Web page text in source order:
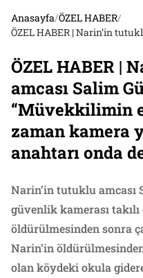
Anasayfa/ÖZEL HABER/
ÖZEL HABER |
amcası Salim
“Müvekkilimin
zaman kamera
anahtarı onda
Narin’in tutuklu amcası
güvenlik kamerası
öldürülmesinden sonra
Narin’in
olan köydeki okula